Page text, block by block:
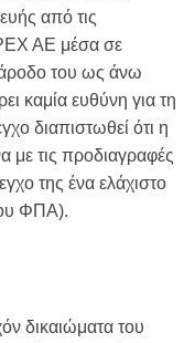
από τις
AE μέσα σε
του ως άνω
καμία ευθύνη για τη
διαπιστωθεί ότι η
με τις προδιαγραφές
της ένα ελάχιστο
ΦΠΑ).
δικαιώματα του